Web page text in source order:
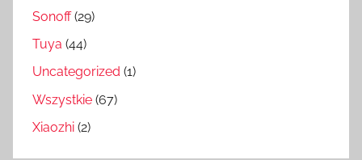
Sonoff(29)
Tuya (44)
Uncategorized (1)
Wszystkie (67)
Xiaozhi (2)